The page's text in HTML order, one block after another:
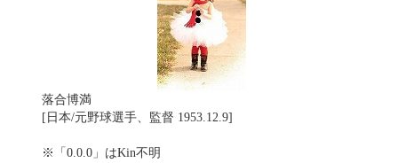
落合博満
[日本/元野球選手、監督 1953.12.9]
※「0.0.0」はKin不明